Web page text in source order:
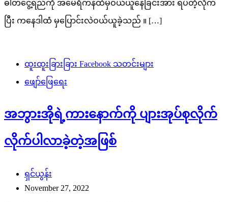
ထူးထူးခြားခြား Facebook သတင်းများ
အဘွားအိုရဲ့ကားနောက်ကို ပျားအုပ်စုလိုက်
လိုက်ပါလာခဲ့တဲ့အဖြစ်
ရှင်ယွန်း
November 27, 2022
Wales နိုင်ငံက Haverfordwest မြို့လယ်မှာကားခနရပ်ထားပြီး
အနီးအနားက Supermarket မှာ ဈေးဝယ်ထွက်ခဲ့ပါတယ် […]